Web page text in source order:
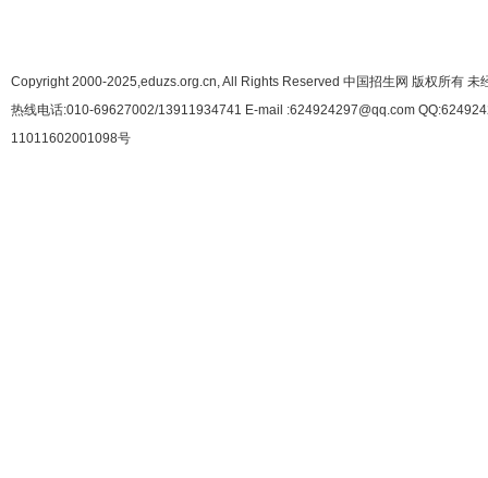
Copyright 2000-2025,eduzs.org.cn, All Rights Reserved 中国招生网 版权所有 未
热线电话:010-69627002/13911934741 E-mail :624924297@qq.com
11011602001098号